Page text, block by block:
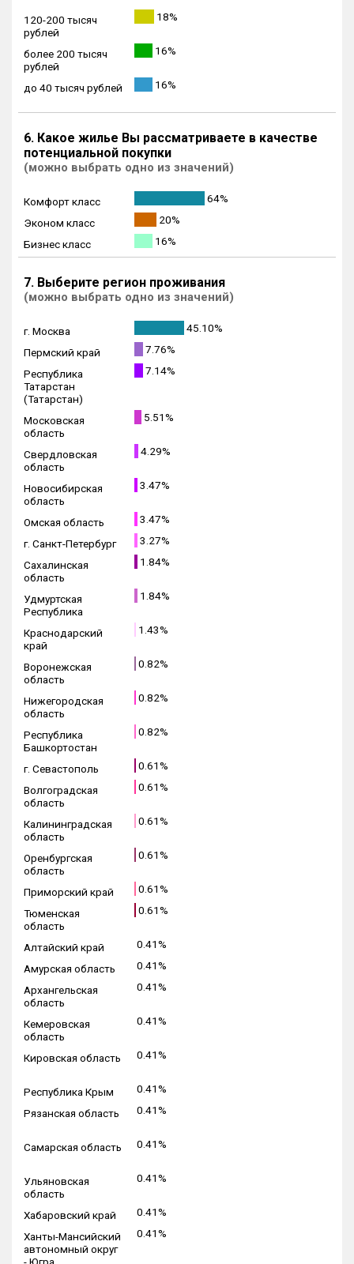
120-200 тысяч
рублей
18%
более 200 тысяч
рублей
16%
до 40 тысяч рублей 16%
6. Какое жилье Вы рассматриваете в качестве
потенциальной покупки
(можно выбрать одно из значений)
Комфорт класс
64%
Эконом класс
20%
Бизнес класс
16%
7. Выберите регион проживания
(можно выбрать одно из значений)
г. Москва
45.10%
Пермский край
7.76%
Республика
Татарстан
(Татарстан)
7.14%
Московская
область
5.51%
Свердловская
область
4.29%
Новосибирская
область
3.47%
Омская область
3.47%
г. Санкт-Петербург
3.27%
Сахалинская
область
1.84%
Удмуртская
Республика
1.84%
Краснодарский
край
1.43%
Воронежская
область
0.82%
Нижегородская
область
0.82%
Республика
Башкортостан
0.82%
г. Севастополь
0.61%
Волгоградская
область
0.61%
Калининградская
область
0.61%
Оренбургская
область
0.61%
Приморский край
0.61%
Тюменская
область
0.61%
Алтайский край
0.41%
Амурская область
0.41%
Архангельская
область
0.41%
Кемеровская
область
0.41%
Кировская область 0.41%
Республика Крым
0.41%
Рязанская область
0.41%
Самарская область 0.41%
Ульяновская
область
0.41%
Хабаровский край
0.41%
Ханты-Мансийский
автономный округ
0.41%